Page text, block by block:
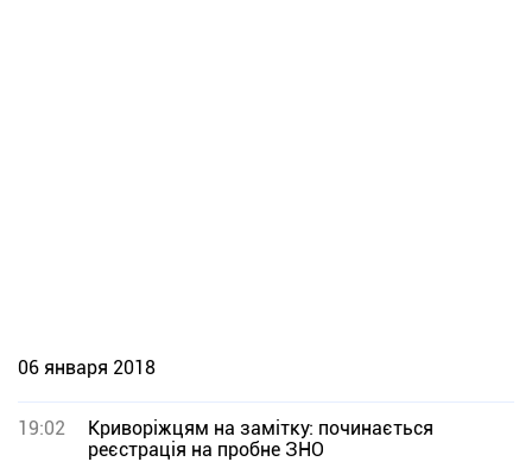
06 января 2018
19:02
Криворіжцям на замітку: починається
реєстрація на пробне ЗНО